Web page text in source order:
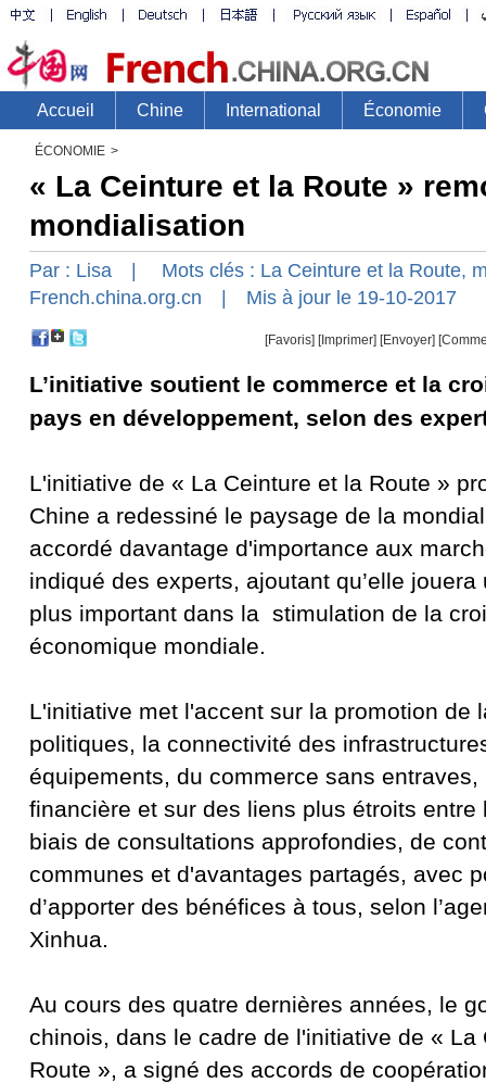
ÉCONOMIE >
« La Ceinture et la Route »
mondialisation
Par : Lisa | Mots clés : La Ceinture et la Route,
French.china.org.cn | Mis à jour le 19-10-2017
[Favoris] [Imprimer] [Envoyer]
L’initiative soutient le commerce et la
pays en développement, selon des
L'initiative de « La Ceinture et la Route »
Chine a redessiné le paysage de la
accordé davantage d'importance aux
indiqué des experts, ajoutant qu’elle jouera
plus important dans la stimulation de la
économique mondiale.
L'initiative met l'accent sur la promotion de
politiques, la connectivité des
équipements, du commerce sans entraves,
financière et sur des liens plus étroits entre
biais de consultations approfondies, de
communes et d'avantages partagés, avec
d’apporter des bénéfices à tous, selon
Xinhua.
Au cours des quatre dernières années, le
chinois, dans le cadre de l'initiative de « La
Route », a signé des accords de